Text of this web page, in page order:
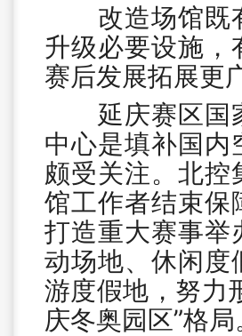
改造场馆既
升级必要设施
赛后发展拓展更
延庆赛区国
中心是填补国
颇受关注。北
馆工作者结束保
打造重大赛事举
动场地、休闲度
游度假地，努力
庆冬奥园区”格局